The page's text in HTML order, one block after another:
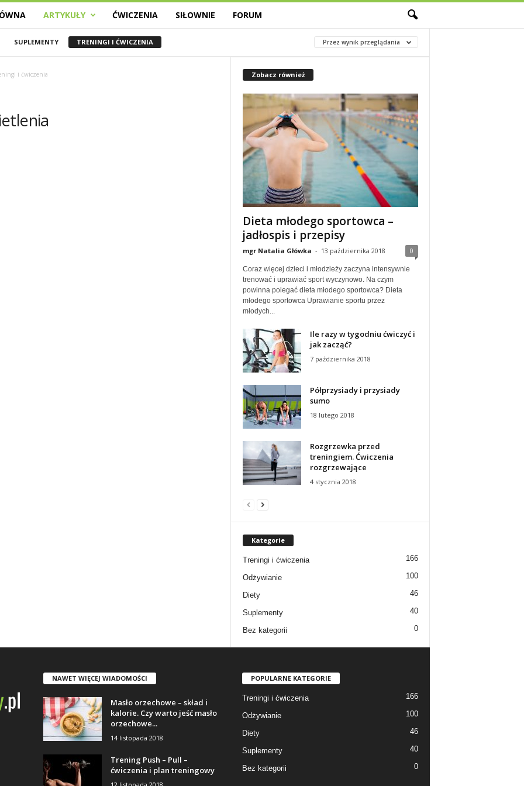
ARTYKUŁY ĆWICZENIA SIŁOWNIE FORUM
SUPLEMENTY TRENINGI I ĆWICZENIA Przez wynik przeglądania
i ćwiczenia Zobacz również
Dieta młodego sportowca –
jadłospis i przepisy
mgr Natalia Główka - 13 października 2018 0
Coraz więcej dzieci i młodzieży zaczyna intensywnie
trenować i uprawiać sport wyczynowo. Na czym
powinna polegać dieta młodego sportowca? Dieta
młodego sportowca Uprawianie sportu przez
młodych...
Ile razy w tygodniu ćwiczyć i
jak zacząć?
7 października 2018
Półprzysiady i przysiady
sumo
18 lutego 2018
Rozgrzewka przed
treningiem. Ćwiczenia
rozgrzewające
4 stycznia 2018
Kategorie
Treningi i ćwiczenia 166
Odżywianie 100
Diety 46
Suplementy 40
Bez kategorii 0
NAWET WIĘCEJ WIADOMOŚCI
Masło orzechowe – skład i
kalorie. Czy warto jeść masło
orzechowe...
14 listopada 2018
Trening Push – Pull –
ćwiczenia i plan treningowy
POPULARNE KATEGORIE
Treningi i ćwiczenia 166
Odżywianie 100
Diety 46
Suplementy 40
Bez kategorii 0